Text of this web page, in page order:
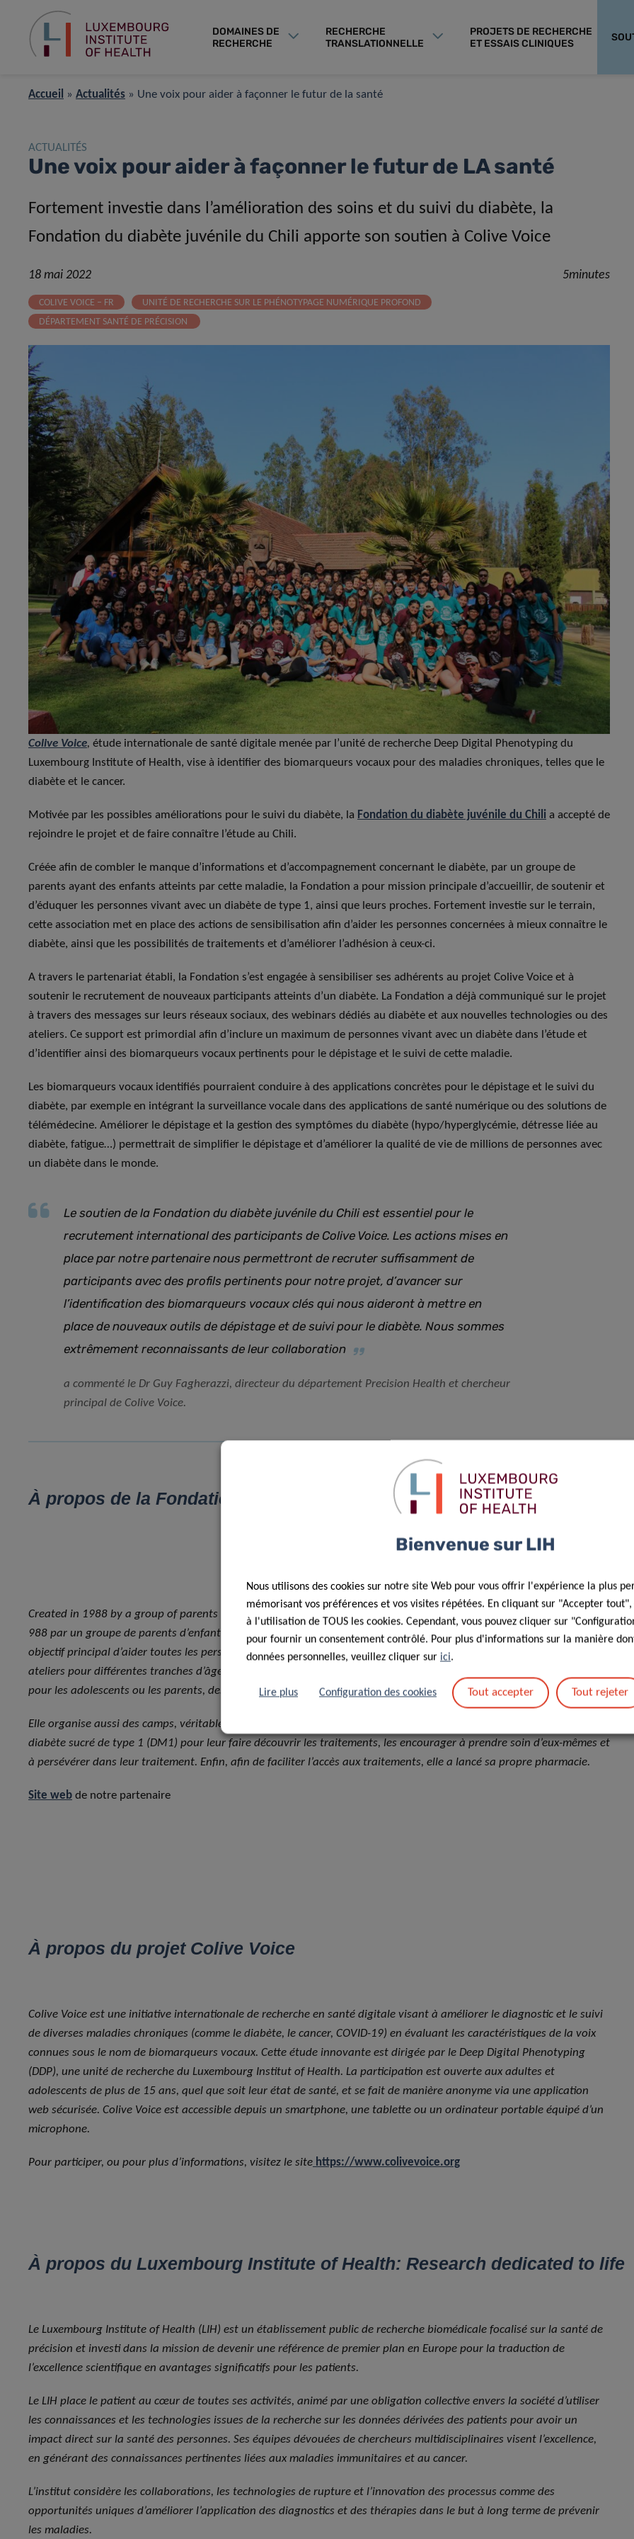
DOMAINES DE
RECHERCHE
RECHERCHE
TRANSLATIONNELLE
PROJETS DE RECHERCHE
ET ESSAIS CLINIQUES
Accueil » Actualités » Une voix pour aider à façonner le futur de la santé
ACTUALITÉS
Une voix pour aider à façonner le futur de LA santé
Fortement investie dans l’amélioration des soins et du suivi du diabète, la
Fondation du diabète juvénile du Chili apporte son soutien à Colive Voice
18 mai 2022 5minutes
COLIVE VOICE – FR
UNITÉ DE RECHERCHE SUR LE PHÉNOTYPAGE NUMÉRIQUE PROFOND
DÉPARTEMENT SANTÉ DE PRÉCISION
Colive Voice, étude internationale de santé digitale menée par l’unité de recherche Deep Digital Phenotyping du
Luxembourg Institute of Health, vise à identifier des biomarqueurs vocaux pour des maladies chroniques, telles que le
diabète et le cancer.
Motivée par les possibles améliorations pour le suivi du diabète, la Fondation du diabète juvénile du Chili a accepté de
rejoindre le projet et de faire connaître l’étude au Chili.
Créée afin de combler le manque d’informations et d’accompagnement concernant le diabète, par un groupe de
parents ayant des enfants atteints par cette maladie, la Fondation a pour mission principale d’accueillir, de soutenir et
d’éduquer les personnes vivant avec un diabète de type 1, ainsi que leurs proches. Fortement investie sur le terrain,
cette association met en place des actions de sensibilisation afin d’aider les personnes concernées à mieux connaître le
diabète, ainsi que les possibilités de traitements et d’améliorer l’adhésion à ceux-ci.
A travers le partenariat établi, la Fondation s’est engagée à sensibiliser ses adhérents au projet Colive Voice et à
soutenir le recrutement de nouveaux participants atteints d’un diabète. La Fondation a déjà communiqué sur le projet
à travers des messages sur leurs réseaux sociaux, des webinars dédiés au diabète et aux nouvelles technologies ou des
ateliers. Ce support est primordial afin d’inclure un maximum de personnes vivant avec un diabète dans l’étude et
d’identifier ainsi des biomarqueurs vocaux pertinents pour le dépistage et le suivi de cette maladie.
Les biomarqueurs vocaux identifiés pourraient conduire à des applications concrètes pour le dépistage et le suivi du
diabète, par exemple en intégrant la surveillance vocale dans des applications de santé numérique ou des solutions de
télémédecine. Améliorer le dépistage et la gestion des symptômes du diabète (hypo/hyperglycémie, détresse liée au
diabète, fatigue…) permettrait de simplifier le dépistage et d’améliorer la qualité de vie de millions de personnes avec
un diabète dans le monde.
Le soutien de la Fondation du diabète juvénile du Chili est essentiel pour le
recrutement international des participants de Colive Voice. Les actions mises en
place par notre partenaire nous permettront de recruter suffisamment de
participants avec des profils pertinents pour notre projet, d’avancer sur
l’identification des biomarqueurs vocaux clés qui nous aideront à mettre en
place de nouveaux outils de dépistage et de suivi pour le diabète. Nous sommes
extrêmement reconnaissants de leur collaboration
a commenté le Dr Guy Fagherazzi, directeur du département Precision Health et chercheur
principal de Colive Voice.
À propos de la Fondation du diabète juvénile du Chili
Created in 1988 by a group of parents of children with diabetes, the Juvenile Diabetes Foundation of Ch
Créée en 1
988 par un groupe de parents d’enfants atteints d’un diabète, la Fondation du diabète juvénile du Chili, a pour
objectif principal d’aider toutes les personnes atteintes par cette maladie. La Fondation propose à ses membres des
ateliers pour différentes tranches d’âge, tels que des ateliers de cuisine, atelier sur le calcul des glucides, des ateliers
pour les adolescents ou les parents, des conférences sur le diabète et bien d’autres encore.
Elle organise aussi des camps, véritable « école de plein air », qui réunit des enfants et des adolescents atteints de
diabète sucré de type 1 (DM1) pour leur faire découvrir les traitements, les encourager à prendre soin d’eux-mêmes et
à persévérer dans leur traitement. Enfin, afin de faciliter l’accès aux traitements, elle a lancé sa propre pharmacie.
Site web de notre partenaire
À propos du projet Colive Voice
Colive Voice est une initiative internationale de recherche en santé digitale visant à améliorer le diagnostic et le suivi
de diverses maladies chroniques (comme le diabète, le cancer, COVID-19) en évaluant les caractéristiques de la voix
connues sous le nom de biomarqueurs vocaux. Cette étude innovante est dirigée par le Deep Digital Phenotyping
(DDP), une unité de recherche du Luxembourg Institut of Health. La participation est ouverte aux adultes et
adolescents de plus de 15 ans, quel que soit leur état de santé, et se fait de manière anonyme via une application
web sécurisée. Colive Voice est accessible depuis un smartphone, une tablette ou un ordinateur portable équipé d’un
microphone.
Pour participer, ou pour plus d’informations, visitez le site https://www.colivevoice.org
À propos du Luxembourg Institute of Health: Research dedicated to life
Le Luxembourg Institute of Health (LIH) est un établissement public de recherche biomédicale focalisé sur la santé de
précision et investi dans la mission de devenir une référence de premier plan en Europe pour la traduction de
l’excellence scientifique en avantages significatifs pour les patients.
Le LIH place le patient au cœur de toutes ses activités, animé par une obligation collective envers la société d’utiliser
les connaissances et les technologies issues de la recherche sur les données dérivées des patients pour avoir un
impact direct sur la santé des personnes. Ses équipes dévouées de chercheurs multidisciplinaires visent l’excellence,
en générant des connaissances pertinentes liées aux maladies immunitaires et au cancer.
L’institut considère les collaborations, les technologies de rupture et l’innovation des processus comme des
opportunités uniques d’améliorer l’application des diagnostics et des thérapies dans le but à long terme de prévenir
les maladies.
Bienvenue sur LIH
Nous utilisons des cookies sur notre site Web pour vous offrir l'expérience la plus
mémorisant vos préférences et vos visites répétées. En cliquant sur "Accepter tout",
à l'utilisation de TOUS les cookies. Cependant, vous pouvez cliquer sur
pour fournir un consentement contrôlé. Pour plus d'informations sur la manière
données personnelles, veuillez cliquer sur ici.
Lire plus Configuration des cookies Tout accepter Tout rejeter